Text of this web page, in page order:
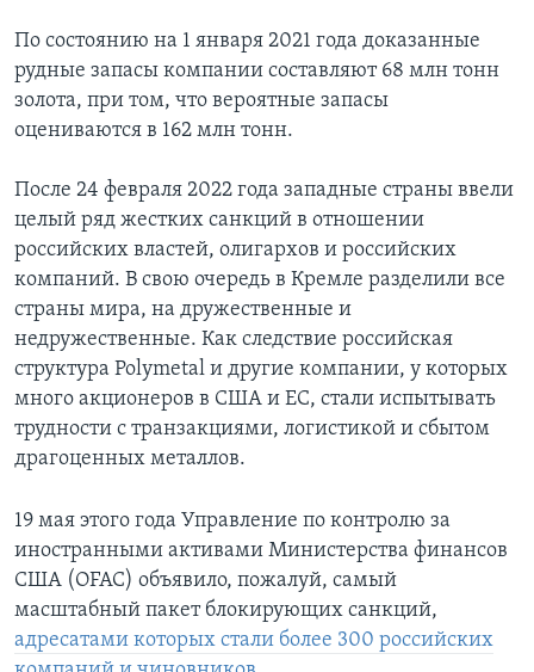
По состоянию на 1 января 2021 года доказанные
рудные запасы компании составляют 68 млн тонн
золота, при том, что вероятные запасы
оцениваются в 162 млн тонн.
После 24 февраля 2022 года западные страны ввели
целый ряд жестких санкций в отношении
российских властей, олигархов и российских
компаний. В свою очередь в Кремле разделили все
страны мира, на дружественные и
недружественные. Как следствие российская
структура Polymetal и другие компании, у которых
много акционеров в США и ЕС, стали испытывать
трудности с транзакциями, логистикой и сбытом
драгоценных металлов.
19 мая этого года Управление по контролю за
иностранными активами Министерства финансов
США (OFAC) объявило, пожалуй, самый
масштабный пакет блокирующих санкций,
адресатами которых стали более 300 российских